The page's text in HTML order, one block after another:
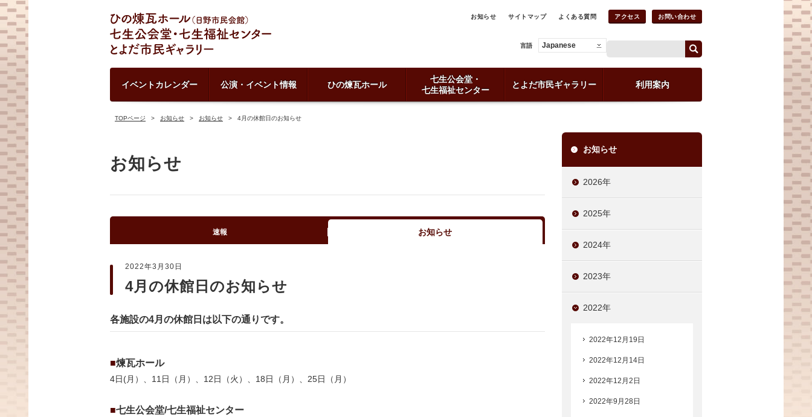
お知らせ サイトマップ よくある質問 アクセス お問い合わせ
言語 Japanese
イベントカレンダー 公演・イベント情報 ひの煉瓦ホール
七生公会堂・
七生福祉センター
とよだ市民ギャラリー 利用案内
TOPページ お知らせ お知らせ 4月の休館日のお知らせ
お知らせ
速報 お知らせ
2022年3月30日
4月の休館日のお知らせ
各施設の4月の休館日は以下の通りです。
■煉瓦ホール
4日(月）、11日（月）、12日（火）、18日（月）、25日（月）
■七生公会堂/七生福祉センター
お知らせ
2026年
2025年
2024年
2023年
2022年
2022年12月19日
2022年12月14日
2022年12月2日
2022年9月28日